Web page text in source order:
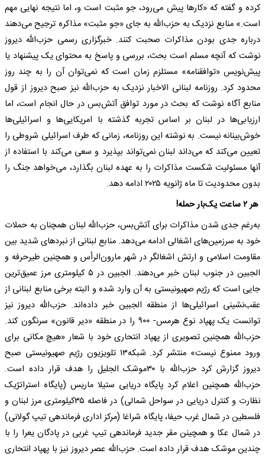
کرده و گفته که «کار‌ها پیش می‌رود، جو مثبت است و، اما نتیجه نهایی مهم
است.» منابع نزدیک به حزب‌الله به جای «جو مثبت» مذاکره ترجیح می‌دهند
درباره جدی بودن مذاکرات صحبت کنند. خبرگزاری رسمی حزب‌الله دیروز
نوشت که آنچه مسلم است بحث، بررسی و پاسخ به محتوای یک پیشنهاد یا
پیش‌نویس «توافقنامه» مستلزم زمان است که نمی‌توان آن را به چند روز
محدود کرد. روزنامه لبنانی الاخبار نزدیک به حزب‌الله نیز صبح دیروز از قول
منابع آگاه نوشت که بحث در مورد توافق آتش‌بس در حال انجام است، اما
ارزیابی‌ها در لبنان بر اساس تجربه گذشته با امریکایی‌ها و اسرائیلی‌ها
خوش‌بینانه نیست. به نوشته این روزنامه، زمانی که طرف اسرائیلی شروطی را
تعیین می‌کند که می‌داند لبنان نمی‌تواند بپذیرد و سعی می‌کند با استفاده از
آنها مسئولیت شکست مذاکرات را به عهده لبنان بگذارد، می‌خواهد جنگ را
بدون محدودیت تا ماه ژانویه ۲۰۲۵ ادامه دهد.
هر ۲ ساعت یک‌بار حمله!
به‌رغم جدی شدن مذاکرات برای آتش‌بس، حزب‌الله لبنان همچنان به حملات
خود به سرزمین‌های اشغالی ادامه می‌دهد. منابع لبنانی از نبرد‌های شدید بین
مقاومت اسلامی و ارتش اشغالگر در شهر مارون‌الرأس و همچنین طیرحرفه و
الجبین در جنوب لبنان خبر می‌دهند. الجبین در ۵ کیلومتری مرز عمیق‌ترین
جایی است که رژیم صهیونیستی به آن وارد شده و البته برخی منابع لبنانی از
عقب‌نشینی اسرائیلی‌ها از منطقه الجبین خبر داده‌اند. حزب‌الله دیروز نیز
توانست یک پهپاد نوع هرمس- ۹۰۰ را در منطقه «دیر قانون» سرنگون کند.
حزب‌الله همچنین تصویری از پهپاد انتحاری خود با شعار «هیچ مکانی برای
ورود ممنوع نیست» منتشر کرد. شبکه۱۳ تلویزیون رژیم صهیونیستی صبح
دیروز گزارش کرد حزب‌الله با ۳۰موشک الجلیل را هدف قرار داده است.
حزب‌الله همچنین اعلام کرد پایگاه دریایی ستیلا ماریس (پایگاه استراتژیک
نظارت و کنترل دریایی در سواحل شمالی) در فاصله ۳۵کیلومتری مرز لبنان و
فلسطین در شمال غرب حیفا، پایگاه شراغا (مرکز اداری فرماندهی تیپ گولانی)
در شمال عکا و همچینن مقر جدید فرماندهی تیپ غربی در پادگان یعرا را با
چندین موشک هدف قرار داده است. حزب‌الله عصر دیروز نیز با پهپاد انتحاری